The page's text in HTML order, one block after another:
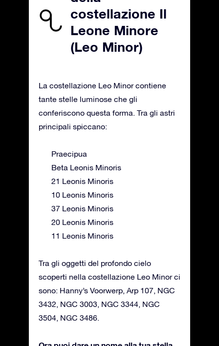
costellazione Il
Leone Minore
(Leo Minor)
La costellazione Leo Minor contiene
tante stelle luminose che gli
conferiscono questa forma. Tra gli astri
principali spiccano:
Praecipua
Beta Leonis Minoris
21 Leonis Minoris
10 Leonis Minoris
37 Leonis Minoris
20 Leonis Minoris
11 Leonis Minoris
Tra gli oggetti del profondo cielo
scoperti nella costellazione Leo Minor ci
sono: Hanny’s Voorwerp, Arp 107, NGC
3432, NGC 3003, NGC 3344, NGC
3504, NGC 3486.